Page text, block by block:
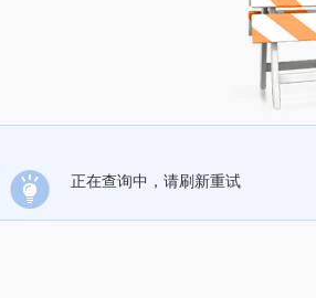
正在查询中，请刷新重试